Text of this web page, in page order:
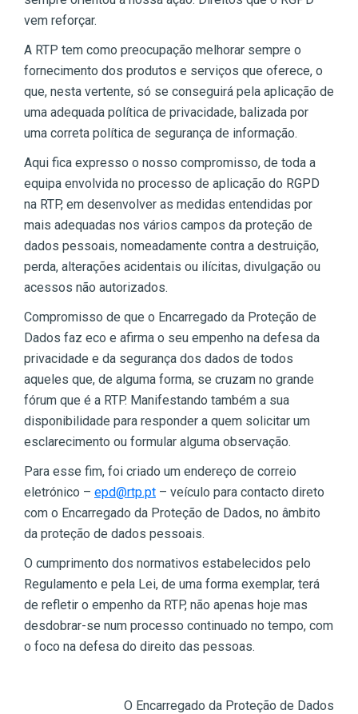
vem reforçar.
A RTP tem como preocupação melhorar sempre o
fornecimento dos produtos e serviços que oferece, o
que, nesta vertente, só se conseguirá pela aplicação de
uma adequada política de privacidade, balizada por
uma correta política de segurança de informação.
Aqui fica expresso o nosso compromisso, de toda a
equipa envolvida no processo de aplicação do RGPD
na RTP, em desenvolver as medidas entendidas por
mais adequadas nos vários campos da proteção de
dados pessoais, nomeadamente contra a destruição,
perda, alterações acidentais ou ilícitas, divulgação ou
acessos não autorizados.
Compromisso de que o Encarregado da Proteção de
Dados faz eco e afirma o seu empenho na defesa da
privacidade e da segurança dos dados de todos
aqueles que, de alguma forma, se cruzam no grande
fórum que é a RTP. Manifestando também a sua
disponibilidade para responder a quem solicitar um
esclarecimento ou formular alguma observação.
Para esse fim, foi criado um endereço de correio
eletrónico – epd@rtp.pt – veículo para contacto direto
com o Encarregado da Proteção de Dados, no âmbito
da proteção de dados pessoais.
O cumprimento dos normativos estabelecidos pelo
Regulamento e pela Lei, de uma forma exemplar, terá
de refletir o empenho da RTP, não apenas hoje mas
desdobrar-se num processo continuado no tempo, com
o foco na defesa do direito das pessoas.
O Encarregado da Proteção de Dados